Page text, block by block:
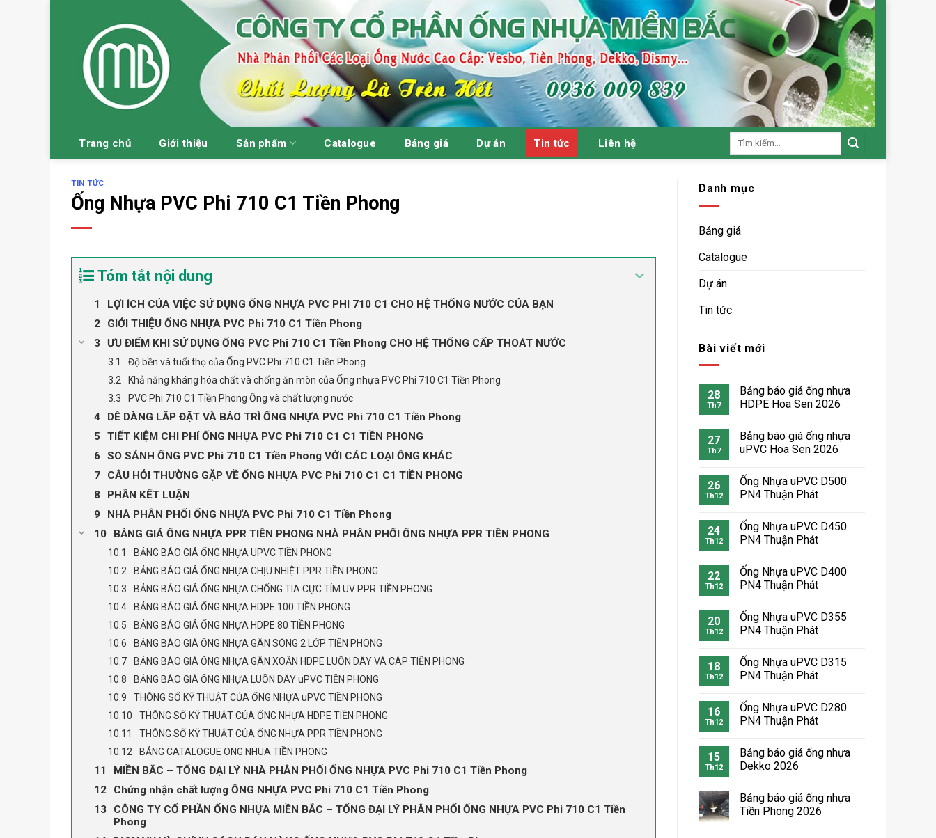
Trang chủ Giới thiệu Sản phẩm Catalogue Bảng giá Dự án Tin tức Liên hệ
Tìm
TIN TỨC
Ống Nhựa PVC Phi 710 C1 Tiền Phong
Tóm tắt nội dung
LỢI ÍCH CỦA VIỆC SỬ DỤNG ỐNG NHỰA PVC PHI 710 C1 CHO HỆ THỐNG NƯỚC CỦA BẠN
GIỚI THIỆU ỐNG NHỰA PVC Phi 710 C1 Tiền Phong
ƯU ĐIỂM KHI SỬ DỤNG ỐNG PVC Phi 710 C1 Tiền Phong CHO HỆ THỐNG CẤP THOÁT NƯỚC
Độ bền và tuổi thọ của Ống PVC Phi 710 C1 Tiền Phong
Khả năng kháng hóa chất và chống ăn mòn của Ống nhựa PVC Phi 710 C1 Tiền Phong
PVC Phi 710 C1 Tiền Phong Ống và chất lượng nước
DỄ DÀNG LẮP ĐẶT VÀ BẢO TRÌ ỐNG NHỰA PVC Phi 710 C1 Tiền Phong
TIẾT KIỆM CHI PHÍ ỐNG NHỰA PVC Phi 710 C1 C1 TIỀN PHONG
SO SÁNH ỐNG PVC Phi 710 C1 Tiền Phong VỚI CÁC LOẠI ỐNG KHÁC
CÂU HỎI THƯỜNG GẶP VỀ ỐNG NHỰA PVC Phi 710 C1 C1 TIỀN PHONG
PHẦN KẾT LUẬN
NHÀ PHÂN PHỐI ỐNG NHỰA PVC Phi 710 C1 Tiền Phong
BẢNG GIÁ ỐNG NHỰA PPR TIỀN PHONG NHÀ PHÂN PHỐI ỐNG NHỰA PPR TIỀN PHONG
BẢNG BÁO GIÁ ỐNG NHỰA UPVC TIỀN PHONG
BẢNG BÁO GIÁ ỐNG NHỰA CHỊU NHIỆT PPR TIỀN PHONG
BẢNG BÁO GIÁ ỐNG NHỰA CHỐNG TIA CỰC TÍM UV PPR TIỀN PHONG
BẢNG BÁO GIÁ ỐNG NHỰA HDPE 100 TIỀN PHONG
BẢNG BÁO GIÁ ỐNG NHỰA HDPE 80 TIỀN PHONG
BẢNG BÁO GIÁ ỐNG NHỰA GÂN SÓNG 2 LỚP TIỀN PHONG
BẢNG BÁO GIÁ ỐNG NHỰA GÂN XOẮN HDPE LUỒN DÂY VÀ CÁP TIỀN PHONG
BẢNG BÁO GIÁ ỐNG NHỰA LUỒN DÂY uPVC TIỀN PHONG
THÔNG SỐ KỸ THUẬT CỦA ỐNG NHỰA uPVC TIỀN PHONG
THÔNG SỐ KỸ THUẬT CỦA ỐNG NHỰA HDPE TIỀN PHONG
THÔNG SỐ KỸ THUẬT CỦA ỐNG NHỰA PPR TIỀN PHONG
BẢNG CATALOGUE ONG NHUA TIỀN PHONG
MIỀN BẮC – TỔNG ĐẠI LÝ NHÀ PHÂN PHỐI ỐNG NHỰA PVC Phi 710 C1 Tiền Phong
Chứng nhận chất lượng ỐNG NHỰA PVC Phi 710 C1 Tiền Phong
CÔNG TY CỔ PHẦN ỐNG NHỰA MIỀN BẮC – TỔNG ĐẠI LÝ PHÂN PHỐI ỐNG NHỰA PVC Phi 710 C1 Tiền
Phong
Danh mục
Bảng giá
Catalogue
Dự án
Tin tức
Bài viết mới
28
Th7
Bảng báo giá ống nhựa
HDPE Hoa Sen 2026
27
Th7
Bảng báo giá ống nhựa
uPVC Hoa Sen 2026
26
Th12
Ống Nhựa uPVC D500
PN4 Thuận Phát
24
Th12
Ống Nhựa uPVC D450
PN4 Thuận Phát
22
Th12
Ống Nhựa uPVC D400
PN4 Thuận Phát
20
Th12
Ống Nhựa uPVC D355
PN4 Thuận Phát
18
Th12
Ống Nhựa uPVC D315
PN4 Thuận Phát
16
Th12
Ống Nhựa uPVC D280
PN4 Thuận Phát
15
Th12
Bảng báo giá ống nhựa
Dekko 2026
Bảng báo giá ống nhựa
Tiền Phong 2026